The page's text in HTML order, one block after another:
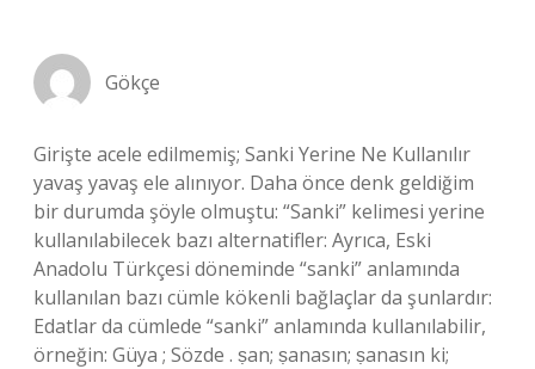
Gökçe
Girişte acele edilmemiş; Sanki Yerine Ne Kullanılır
yavaş yavaş ele alınıyor. Daha önce denk geldiğim
bir durumda şöyle olmuştu: “Sanki” kelimesi yerine
kullanılabilecek bazı alternatifler: Ayrıca, Eski
Anadolu Türkçesi döneminde “sanki” anlamında
kullanılan bazı cümle kökenli bağlaçlar da şunlardır:
Edatlar da cümlede “sanki” anlamında kullanılabilir,
örneğin: Güya ; Sözde . ṣan; ṣanasın; ṣanasın ki;